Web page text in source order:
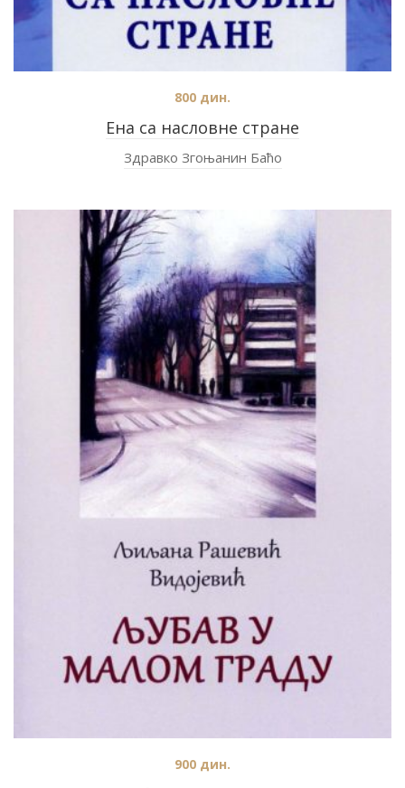
Ена са насловне стране
800 дин.
Здравко Згоњанин Баћо
900 дин.